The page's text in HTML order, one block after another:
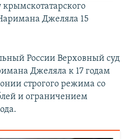
крымскотатарского
Джеляла 15
России Верховный суд
Джеляла к 17 годам
строгого режима со
и ограничением